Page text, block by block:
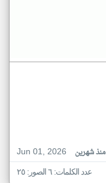
Jun 01, 2026
منذ شهرين
عدد الكلمات: ٦ الصور: ٢٥